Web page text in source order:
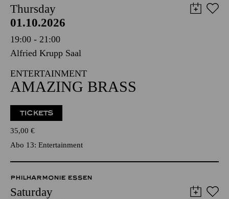
Thursday
01.10.2026
19:00 - 21:00
Alfried Krupp Saal
ENTERTAINMENT
AMAZING BRASS
TICKETS
35,00 €
Abo 13: Entertainment
PHILHARMONIE ESSEN
Saturday